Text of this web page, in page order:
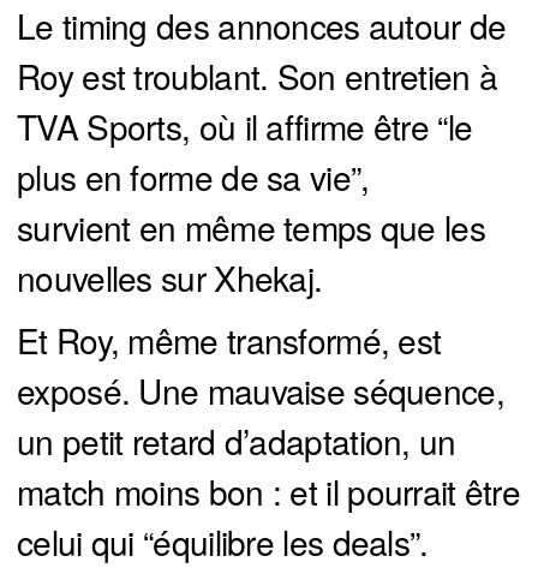
Le timing des annonces autour de
Roy est troublant. Son entretien à
TVA Sports, où il affirme être “le
plus en forme de sa vie”,
survient en même temps que les
nouvelles sur Xhekaj.
Et Roy, même transformé, est
exposé. Une mauvaise séquence,
un petit retard d’adaptation, un
match moins bon : et il pourrait être
celui qui “équilibre les deals”.